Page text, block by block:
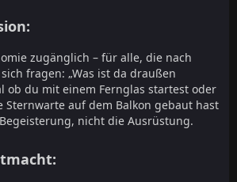
zugänglich – für alle, die nach
fragen: „Was ist da draußen
ob du mit einem Fernglas startest oder
Sternwarte auf dem Balkon gebaut hast
nicht die Ausrüstung.